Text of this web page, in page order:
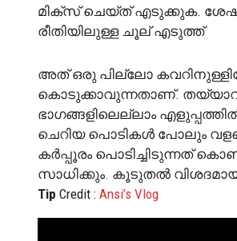
മിക്സ് ചെയ്ത് എടുക്കുക.
രീതിയിലുള്ള ചൂല് എടുത്ത്
അത് ഒരു പില്ലോ
കൊടുക്കാവുന്നതാണ്.
ഭാഗങ്ങളിലെല്ലാം
ചെറിയ പൊടികൾ പോലും
കർപ്പൂരം പൊടിച്ചിടുന്നത്
സാധിക്കും. കൂടുതൽ
Tip Credit : Ansi’s Vlog